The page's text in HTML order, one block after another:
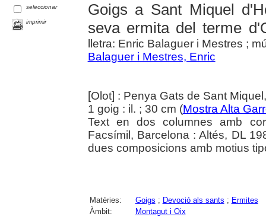
seleccionar
imprimir
Goigs a Sant Miquel
seva ermita del terme
lletra: Enric Balaguer i Mestres ;
Balaguer i Mestres, Enric
[Olot] : Penya Gats de Sant
1 goig : il. ; 30 cm (Mostra Alta
Text en dos columnes amb
Facsímil, Barcelona : Altés, DL
dues composicions amb motius
Matèries: Goigs ; Devoció als sants ; Ermites
Àmbit:
Montagut i Oix